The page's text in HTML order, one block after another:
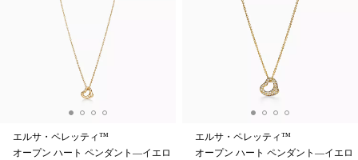
エルサ・ペレッティ™
オープン ハート ペンダント—イエロ
エルサ・ペレッティ™
オープン ハート ペンダント—イエロ